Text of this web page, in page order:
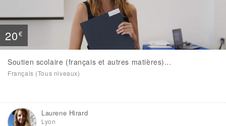
20€
Soutien scolaire (français et autres matières)...
Français (Tous niveaux)
Laurene Hirard
Lyon